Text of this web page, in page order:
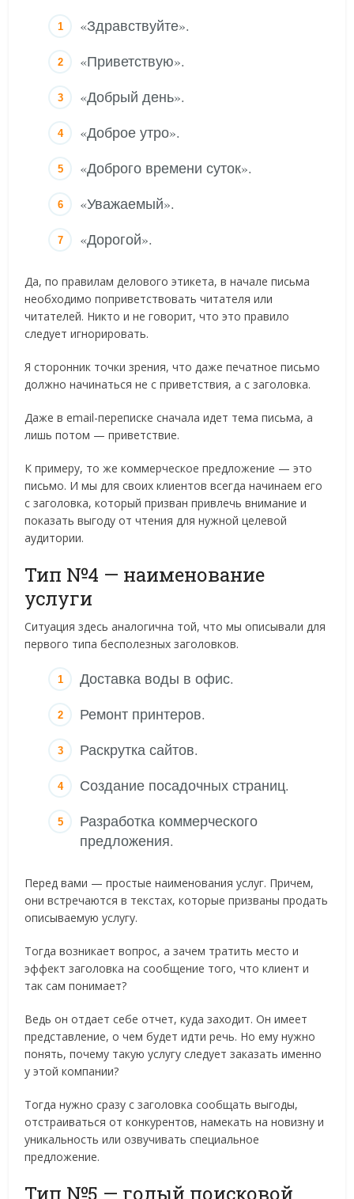
«Здравствуйте».
«Приветствую».
«Добрый день».
«Доброе утро».
«Доброго времени суток».
«Уважаемый».
«Дорогой».
Да, по правилам делового этикета, в начале письма
необходимо поприветствовать читателя или
читателей. Никто и не говорит, что это правило
следует игнорировать.
Я сторонник точки зрения, что даже печатное письмо
должно начинаться не с приветствия, а с заголовка.
Даже в email-переписке сначала идет тема письма, а
лишь потом — приветствие.
К примеру, то же коммерческое предложение — это
письмо. И мы для своих клиентов всегда начинаем его
с заголовка, который призван привлечь внимание и
показать выгоду от чтения для нужной целевой
аудитории.
Тип №4 — наименование
услуги
Ситуация здесь аналогична той, что мы описывали для
первого типа бесполезных заголовков.
Доставка воды в офис.
Ремонт принтеров.
Раскрутка сайтов.
Создание посадочных страниц.
Разработка коммерческого
предложения.
Перед вами — простые наименования услуг. Причем,
они встречаются в текстах, которые призваны продать
описываемую услугу.
Тогда возникает вопрос, а зачем тратить место и
эффект заголовка на сообщение того, что клиент и
так сам понимает?
Ведь он отдает себе отчет, куда заходит. Он имеет
представление, о чем будет идти речь. Но ему нужно
понять, почему такую услугу следует заказать именно
у этой компании?
Тогда нужно сразу с заголовка сообщать выгоды,
отстраиваться от конкурентов, намекать на новизну и
уникальность или озвучивать специальное
предложение.
Тип №5 — голый поисковой